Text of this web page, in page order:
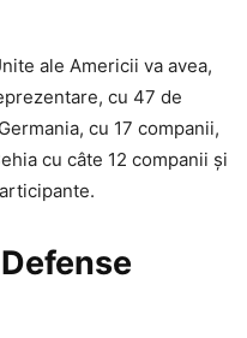
ale Americii va avea,
cu 47 de
cu 17 companii,
cu câte 12 companii și